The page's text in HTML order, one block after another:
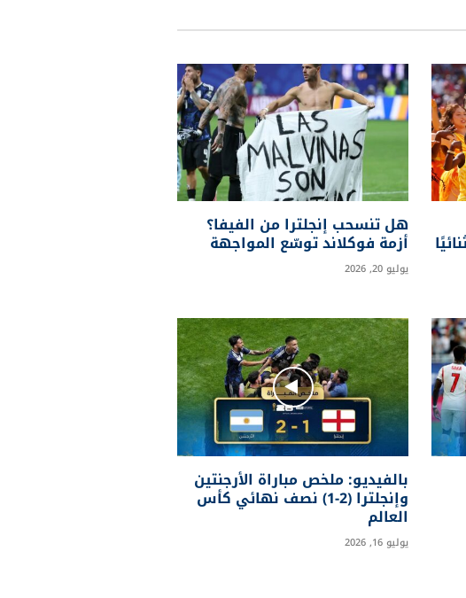
هل تنسحب إنجلترا من الفيفا؟
أزمة فوكلاند توسّع المواجهة
يوليو 20, 2026
بالفيديو: ملخص مباراة الأرجنتين
وإنجلترا (2-1) نصف نهائي كأس
العالم
يوليو 16, 2026